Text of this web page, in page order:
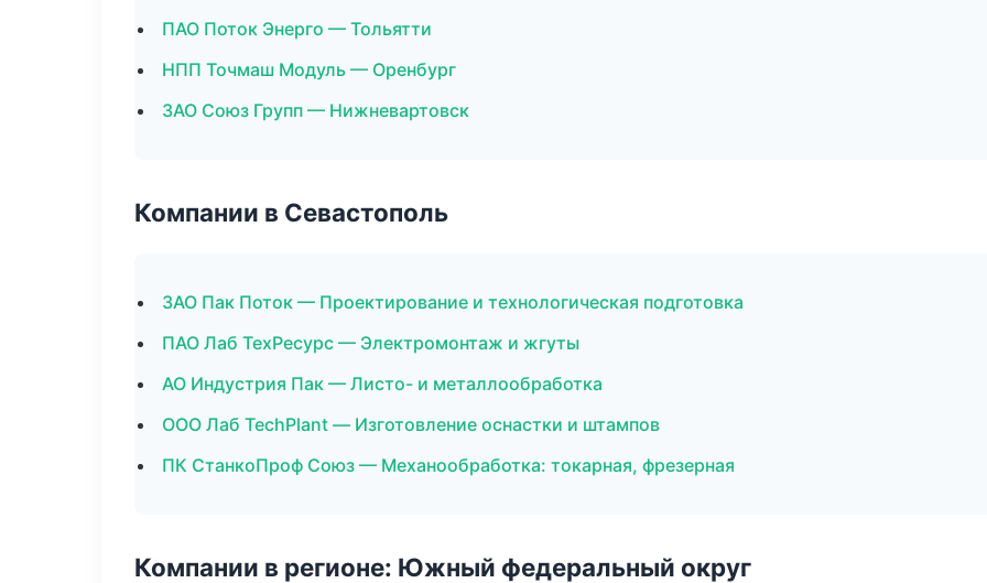
ПАО Поток Энерго — Тольятти
НПП Точмаш Модуль — Оренбург
ЗАО Союз Групп — Нижневартовск
Компании в Севастополь
ЗАО Пак Поток — Проектирование и технологическая подготовка
ПАО Лаб ТехРесурс — Электромонтаж и жгуты
АО Индустрия Пак — Листо- и металлообработка
ООО Лаб TechPlant — Изготовление оснастки и штампов
ПК СтанкоПроф Союз — Механообработка: токарная, фрезерная
Компании в регионе: Южный федеральный округ